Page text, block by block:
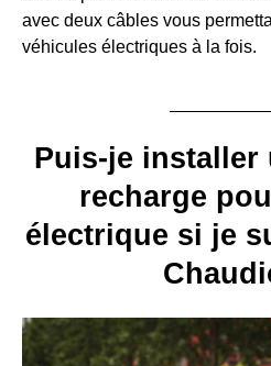
avec deux câbles vous
véhicules électriques à la fois.
Puis-je installer
recharge
électrique si je